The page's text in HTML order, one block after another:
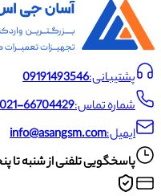
پشتیبانی:09191493546
شماره تماس:021-66704429
ایمیل:info@asangsm.com
پاسخگویی تلفنی از شنبه تا